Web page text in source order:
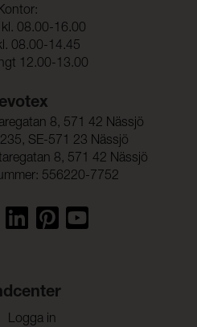
08.00-16.00
08.00-14.45
12.00-13.00
8, 571 42 Nässjö
SE-571 23 Nässjö
8, 571 42 Nässjö
556220-7752
Logga in